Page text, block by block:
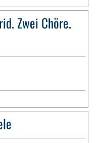
Zwei Chöre.